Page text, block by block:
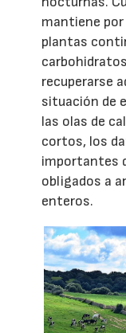
mantiene por
plantas
recuperarse
situación de
las olas de
cortos, los
importantes
obligados a
enteros.